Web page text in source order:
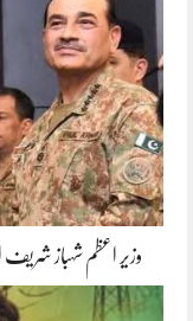
وزیر اعظم شہباز